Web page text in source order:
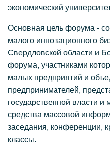
экономический
Основная цель форума -
малого инновационного
Свердловской области и
форума, участниками
малых предприятий и
предпринимателей,
государственной власти и
средства массовой
заседания, конференции,
классы.